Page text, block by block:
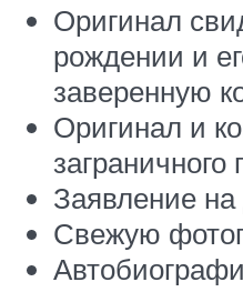
Оригинал
рождении и
заверенную
Оригинал и
заграничного
Заявление на
Свежую